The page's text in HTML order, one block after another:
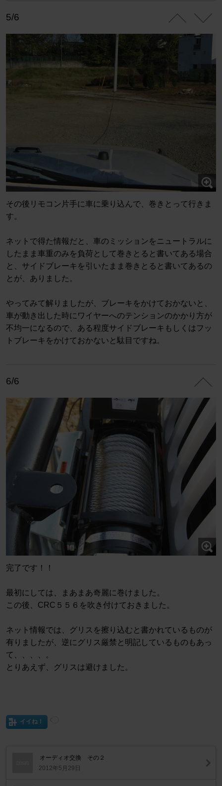
5/6
その後リモコン片手に車に乗り込んで、巻きとって行きま
す。
ネットで得た情報だと、車のミッションをニュートラルに
したまま車重のみを負荷として巻きとると書いてある場合
と、サイドブレーキを引いたまま巻きとると書いてあるの
とが、ありました。
やってみて解りましたが、ブレーキをかけておかないと、
車が動き出した時にワイヤーへのテンションのかかり方が
不均一になるので、ある程度サイドブレーキもしくはフッ
トブレーキをかけておかないと駄目ですね。
6/6
完了です！！
最初にしては、まあまあ奇麗に巻けました。
この後、CRC５５６を吹き付けておきました。
ネット情報では、グリスを擦り込むと書かれているものが
有りましたが、逆にグリス厳禁と明記しているものもあっ
て、、、、。
とりあえず、グリスは避けました。
イイね！
オーディオ交換 その２
2012年5月29日